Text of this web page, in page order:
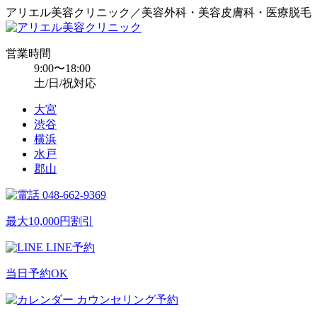
アリエル美容クリニック／美容外科・美容皮膚科・医療脱毛
営業時間
9:00〜18:00
土/日/祝対応
大宮
渋谷
横浜
水戸
郡山
048-662-9369
最大10,000円割引
LINE予約
当日予約OK
カウンセリング予約